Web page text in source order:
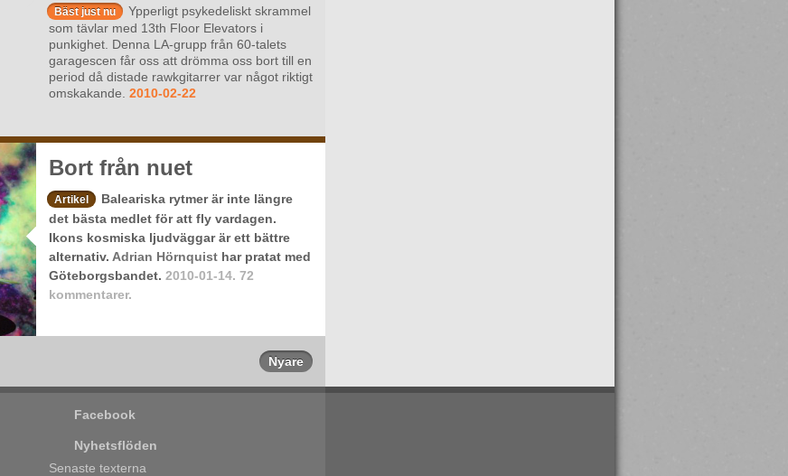
Bäst just nu
Ypperligt psykedeliskt skrammel
som tävlar med 13th Floor Elevators i
punkighet. Denna LA-grupp från 60-talets
garagescen får oss att drömma oss bort till en
period då distade rawkgitarrer var något riktigt
omskakande. 2010-02-22
Bort från nuet
Artikel
Baleariska rytmer är inte längre
det bästa medlet för att fly vardagen.
Ikons kosmiska ljudväggar är ett bättre
alternativ. Adrian Hörnquist har pratat med
Göteborgsbandet. 2010-01-14. 72
kommentarer.
Nyare
Facebook
Nyhetsflöden
Senaste texterna